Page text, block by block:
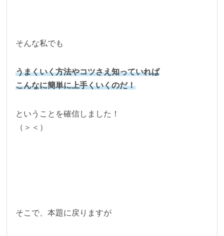
そんな私でも
うまくいく方法やコツさえ知っていれば
こんなに簡単に上手くいくのだ！
ということを確信しました！
（＞＜）
そこで、本題に戻りますが